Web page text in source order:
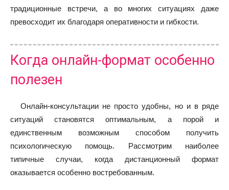
традиционные встречи, а во многих ситуациях даже
превосходит их благодаря оперативности и гибкости.
Когда онлайн-формат особенно
полезен
Онлайн-консультации не просто удобны, но и в ряде
ситуаций становятся оптимальным, а порой и
единственным возможным способом получить
психологическую помощь. Рассмотрим наиболее
типичные случаи, когда дистанционный формат
оказывается особенно востребованным.